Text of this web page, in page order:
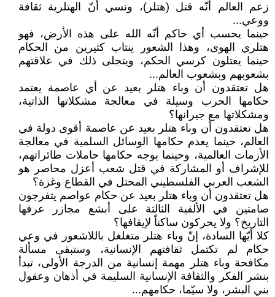
زعم العالم أنّه قتل (هتلر)، ونسي أنّ الهتلرية ثقافة
ووعي...
حينما يحسب أي حاكم أنّه الله على هذه الأرض، فهو
هتلري الهوى، وهذا الشعور ينتاب كثيرين من الحكام
حينما يعتلون كرسي الحكم، ويتجلى ذلك في علاقتهم
بشعوبهم وبشعوب العالم...
هل تعتقدون أن وباء هتلر بعيد عن أي عاصمة يعتمد
حكامها الحرب وسيلة في معالجة مشكلاتها الذاتية،
ومشكلاتها مع جيرانها؟
هل تعتقدون أن وباء هتلر بعيد عن عاصمة أقوى دولة في
العالم، حينما يعدم حكامها الوسائل السلمية في معالجة
الأزمات العالمية، وحينما يوجه حكامها حاملات طائراتهم،
للإشراف أو المشاركة في قتل شعب أعزل محاصر هو
الشعب العربي الفلسطيني المحتل في القطاع وغزة؟
هل تعتقدون أن وباء هتلر بعيد عن حكام عواصم يتفرجون
صامتين في الألفية الثالثة على أبشع مجازر عرفها
التاريخ؟ ولا يحركون ساكناً لإيقافها؟
كلا أيّها السادة، إنّ وباء هتلر متغلغل باللاشعور في وعي
حكام لم تكتمل ثقافتهم الإنسانية، وستبقى مسألة
مكافحة وباء هتلر مهمة إنسانية من الدرجة الأولى، تبدأ
بنشر الفكر والثقافة الإنسانية السليمة في أذهان وعقول
بني البشر، ولا سيّما، حكامهم...